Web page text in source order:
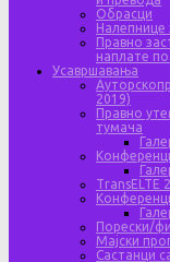
Обрасци
Налепнице
Правно
наплате
Усавршавања
2019)
Правно
тумача
TransELTE
Порески/
Мајски
Састанци